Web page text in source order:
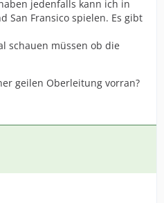
jedenfalls kann ich in
San Fransico spielen. Es gibt
schauen müssen ob die
geilen Oberleitung vorran?